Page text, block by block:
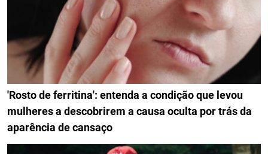
'Rosto de ferritina': entenda a condição que levou
mulheres a descobrirem a causa oculta por trás da
aparência de cansaço